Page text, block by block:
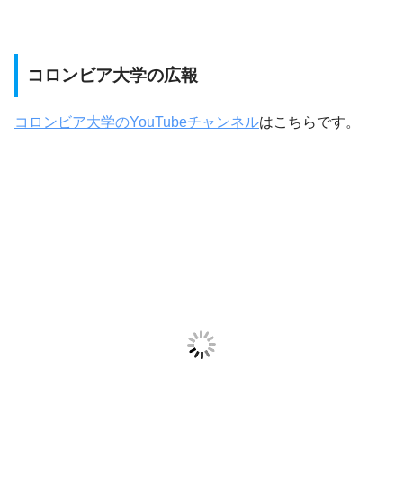
コロンビア大学の広報
コロンビア大学のYouTubeチャンネルはこちらです。